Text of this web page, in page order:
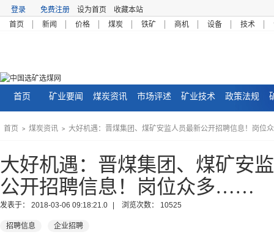
登录 免费注册 设为首页
收藏本站
首页
新闻 价格 煤炭 铁矿 商机 设备 技术
首页 矿业要闻 煤炭资讯 市场评述 矿业技术 政策法规
首页 > 煤炭资讯 > 大好机遇：晋煤集团、煤矿安监人员最新公开招聘信息！岗
大好机遇：晋煤集团、煤矿安
公开招聘信息！岗位众多……
发表于： 2018-03-06 09:18:21.0 | 浏览次数： 10525
招聘信息 企业招聘